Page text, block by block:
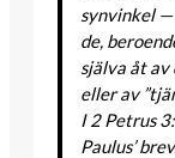
synvinkel —
de,
själva åt av
eller av
I 2 Petrus
Paulus’